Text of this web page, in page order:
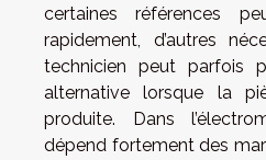
certaines références
rapidement, d’autres
technicien peut parfois
alternative lorsque la
produite. Dans
dépend fortement des